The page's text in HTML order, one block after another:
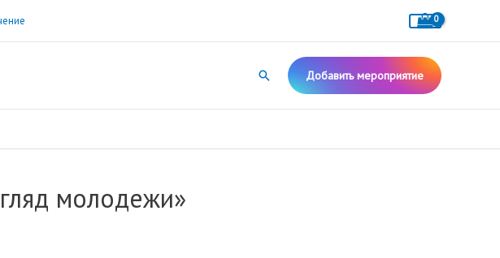
Поиск Добавить мероприятие
молодежи»